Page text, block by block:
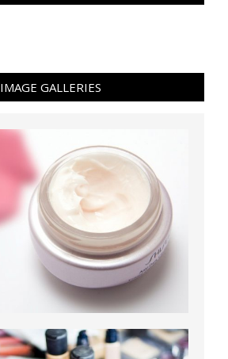
IMAGE GALLERIES